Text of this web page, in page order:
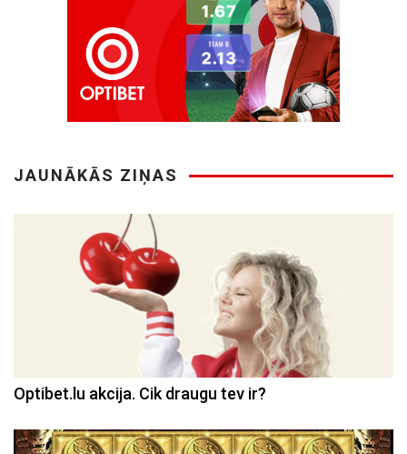
JAUNĀKĀS ZIŅAS
Optibet.lu akcija. Cik draugu tev ir?